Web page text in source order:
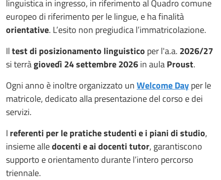
linguistica in ingresso, in riferimento al Quadro comune
europeo di riferimento per le lingue, e ha finalità
orientative. L’esito non pregiudica l’immatricolazione.
Iltest di posizionamento linguistico per l'a.a. 2026/27
si terràgiovedì 24 settembre 2026in aulaProust.
Ogni anno è inoltre organizzato unWelcome Dayper le
matricole, dedicato alla presentazione del corso e dei
servizi.
I referenti per le pratiche studenti e i piani di studio,
insieme alledocenti e ai docenti tutor, garantiscono
supporto e orientamento durante l’intero percorso
triennale.